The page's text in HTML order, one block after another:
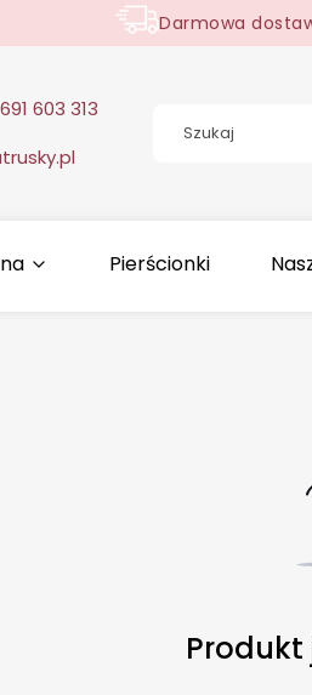
Darmowa
603 313
Pierścionki